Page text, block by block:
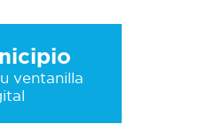
ventanilla